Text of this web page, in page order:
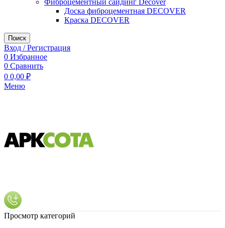
Фиброцементный сайдинг Decover
Доска фиброцементная DECOVER
Краска DECOVER
Поиск
Вход / Регистрация
0 Избранное
0 Сравнить
0 0,00 ₽
Меню
Просмотр категорий